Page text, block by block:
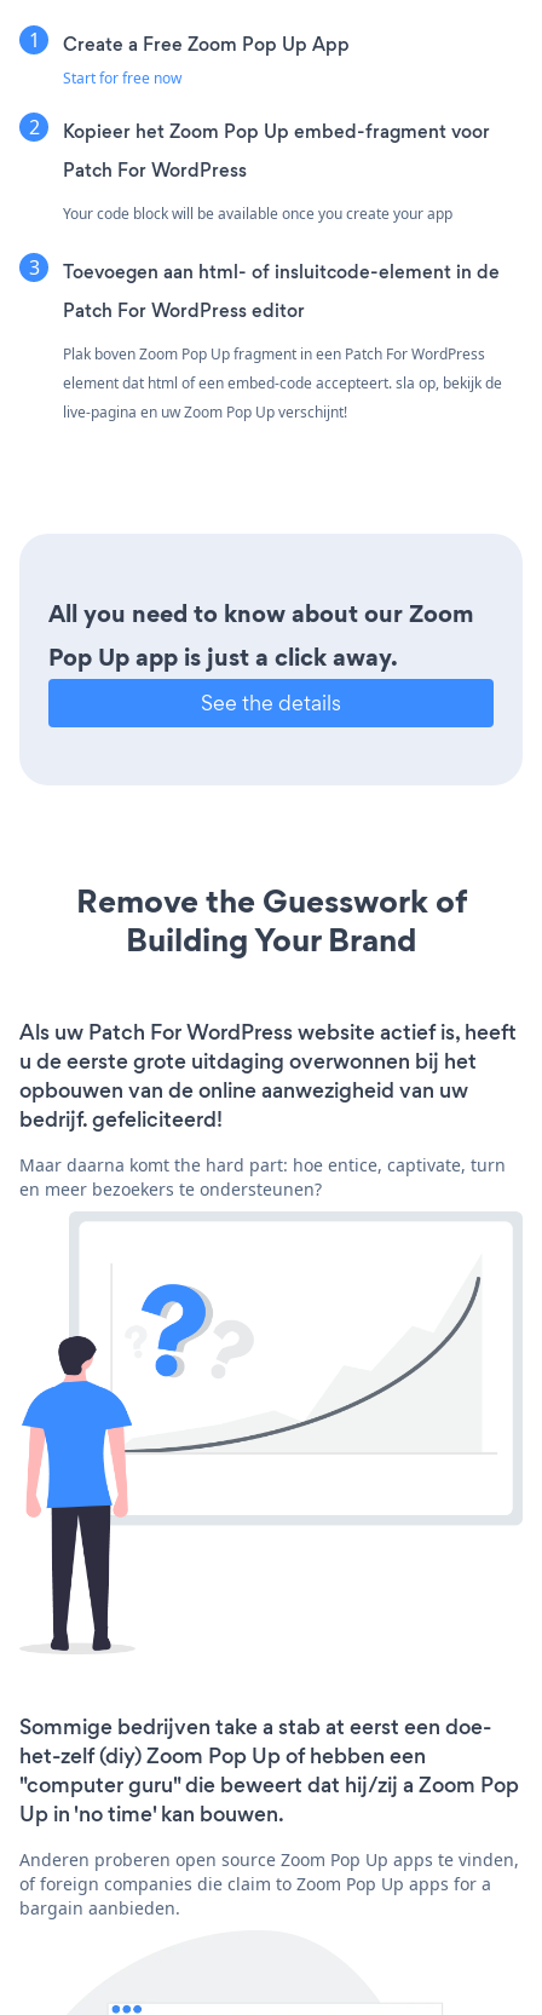
Create a Free Zoom Pop Up App
Start for free now
Kopieer het Zoom Pop Up embed-fragment voor
Patch For WordPress
Your code block will be available once you create your app
Toevoegen aan html- of insluitcode-element in de
Patch For WordPress editor
Plak boven Zoom Pop Up fragment in een Patch For WordPress
element dat html of een embed-code accepteert. sla op, bekijk de
live-pagina en uw Zoom Pop Up verschijnt!
All you need to know about our Zoom
Pop Up app is just a click away.
See the details
Remove the Guesswork of
Building Your Brand
Als uw Patch For WordPress website actief is, heeft
u de eerste grote uitdaging overwonnen bij het
opbouwen van de online aanwezigheid van uw
bedrijf. gefeliciteerd!
Maar daarna komt the hard part: hoe entice, captivate, turn
en meer bezoekers te ondersteunen?
Sommige bedrijven take a stab at eerst een doe-
het-zelf (diy) Zoom Pop Up of hebben een
"computer guru" die beweert dat hij/zij a Zoom Pop
Up in 'no time' kan bouwen.
Anderen proberen open source Zoom Pop Up apps te vinden,
of foreign companies die claim to Zoom Pop Up apps for a
bargain aanbieden.